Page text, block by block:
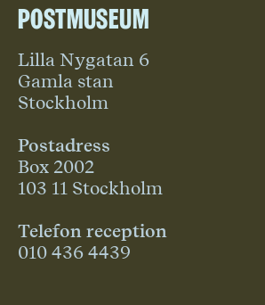
Postmuseum
Lilla Nygatan 6
Gamla stan
Stockholm
Postadress
Box 2002
103 11 Stockholm
Telefon reception
010 436 4439